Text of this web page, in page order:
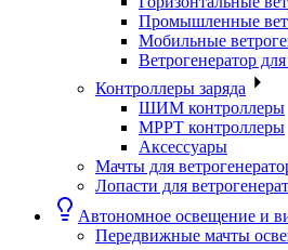
Промышленные
Мобильные
Ветрогенератор
Контроллеры заряда
ШИМ контроллеры
МРРТ контроллеры
Аксессуары
Мачты для
Лопасти для
Автономное освещение и
Передвижные мачты